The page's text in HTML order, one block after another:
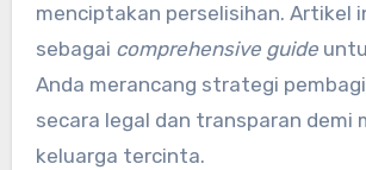
menciptakan perselisihan. Artikel
sebagai comprehensive guide
Anda merancang strategi
secara legal dan transparan demi
keluarga tercinta.